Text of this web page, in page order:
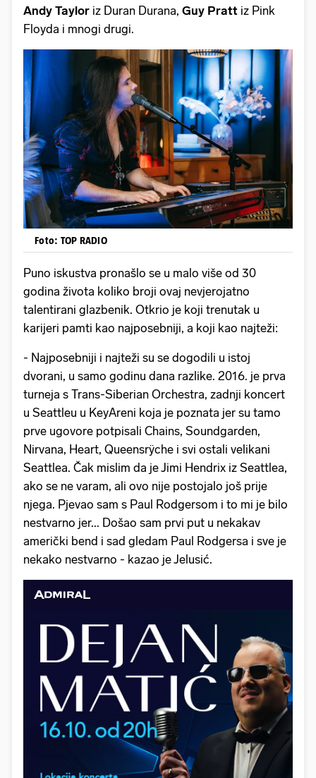
Andy Taylor iz Duran Durana, Guy Pratt iz Pink
Floyda i mnogi drugi.
Foto: TOP RADIO
Puno iskustva pronašlo se u malo više od 30
godina života koliko broji ovaj nevjerojatno
talentirani glazbenik. Otkrio je koji trenutak u
karijeri pamti kao najposebniji, a koji kao najteži:
- Najposebniji i najteži su se dogodili u istoj
dvorani, u samo godinu dana razlike. 2016. je prva
turneja s Trans-Siberian Orchestra, zadnji koncert
u Seattleu u KeyAreni koja je poznata jer su tamo
prve ugovore potpisali Chains, Soundgarden,
Nirvana, Heart, Queensrÿche i svi ostali velikani
Seattlea. Čak mislim da je Jimi Hendrix iz Seattlea,
ako se ne varam, ali ovo nije postojalo još prije
njega. Pjevao sam s Paul Rodgersom i to mi je bilo
nestvarno jer... Došao sam prvi put u nekakav
američki bend i sad gledam Paul Rodgersa i sve je
nekako nestvarno - kazao je Jelusić.